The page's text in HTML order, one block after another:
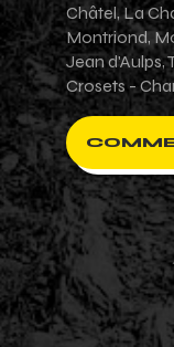
Châtel, La
Montriond,
Jean d'Aulps,
Crosets -